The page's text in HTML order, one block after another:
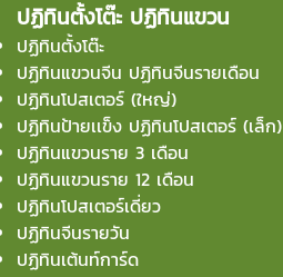
ปฏิทินตั้งโต๊ะ ปฏิทินแขวน
ปฏิทินตั้งโต๊ะ
ปฏิทินแขวนจีน ปฏิทินจีนรายเดือน
ปฏิทินโปสเตอร์ (ใหญ่)
ปฏิทินป้ายเเข็ง ปฏิทินโปสเตอร์ (เล็ก)
ปฏิทินแขวนราย 3 เดือน
ปฏิทินแขวนราย 12 เดือน
ปฏิทินโปสเตอร์เดี่ยว
ปฏิทินจีนรายวัน
ปฏิทินเต้นท์การ์ด